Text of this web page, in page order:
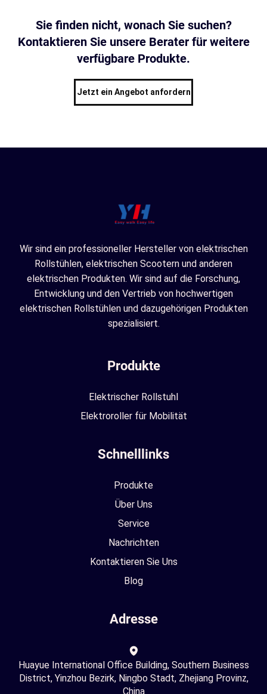
Sie finden nicht, wonach Sie suchen?
Kontaktieren Sie unsere Berater für weitere
verfügbare Produkte.
Jetzt ein Angebot anfordern
Wir sind ein professioneller Hersteller von elektrischen
Rollstühlen, elektrischen Scootern und anderen
elektrischen Produkten. Wir sind auf die Forschung,
Entwicklung und den Vertrieb von hochwertigen
elektrischen Rollstühlen und dazugehörigen Produkten
spezialisiert.
Produkte
Elektrischer Rollstuhl
Elektroroller für Mobilität
Schnelllinks
Produkte
Über Uns
Service
Nachrichten
Kontaktieren Sie Uns
Blog
Adresse
Huayue International Office Building, Southern Business
District, Yinzhou Bezirk, Ningbo Stadt, Zhejiang Provinz,
China